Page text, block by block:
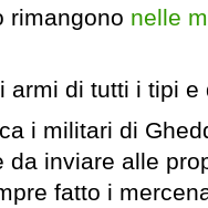
rimangono nelle
armi di tutti i tipi e
i militari di
inviare alle
fatto i